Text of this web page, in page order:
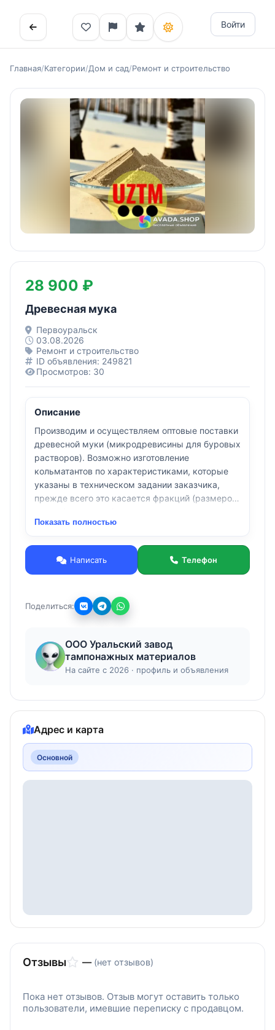
Войти
Главная/Категории/Дом и сад/Ремонт и строительство
28 900 ₽
Древесная мука
Первоуральск
03.08.2026
Ремонт и строительство
ID объявления: 249821
Просмотров: 30
Описание
Производим и осуществляем оптовые поставки
древесной муки (микродревисины для буровых
растворов). Возможно изготовление
кольматантов по характеристиками, которые
указаны в техническом задании заказчика,
прежде всего это касается фракций (размеров
кольматантов).
Фракция: 180 микрон; 560 микрон; 1000
Возможна доставка автотранспортом
(грузоподъёмность 20 тонн) или
погрузки полувагона 69 тонн).
Показать полностью
Написать Телефон
Поделиться:
ООО Уральский завод
тампонажных материалов
На сайте с 2026 · профиль и объявления
Адрес и карта
Основной
Отзывы — (нет отзывов)
Пока нет отзывов. Отзыв могут оставить только
пользователи, имевшие переписку с продавцом.